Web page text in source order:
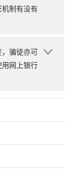
机制有没有
骗徒亦可
用网上银行